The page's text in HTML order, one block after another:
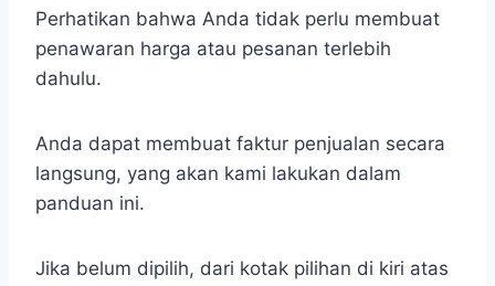
Perhatikan bahwa Anda tidak perlu membuat
penawaran harga atau pesanan terlebih
dahulu.
Anda dapat membuat faktur penjualan secara
langsung, yang akan kami lakukan dalam
panduan ini.
Jika belum dipilih, dari kotak pilihan di kiri atas